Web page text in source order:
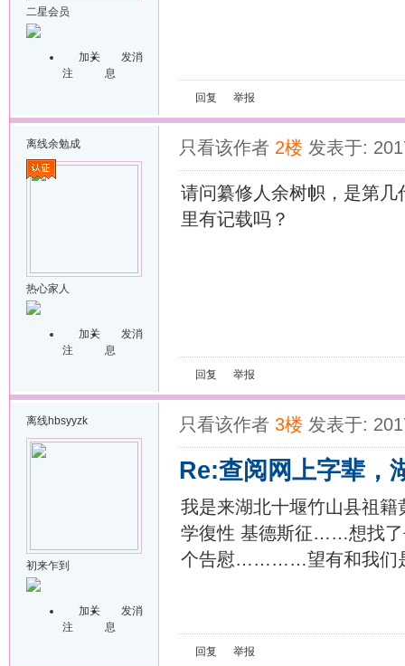
二星会员
加关
注
发消
息
回复 举报
离线余勉成
热心家人
加关
注
发消
息
只看该作者 2楼 发表于:
请问纂修人余树帜，是第
里有记载吗？
回复 举报
离线hbsyyzk
初来乍到
加关
注
发消
息
只看该作者 3楼 发表于:
Re:查阅网上字辈，
我是来湖北十堰竹山县祖
学復性 基德斯征……想找了
个告慰…………望有和我们
回复 举报